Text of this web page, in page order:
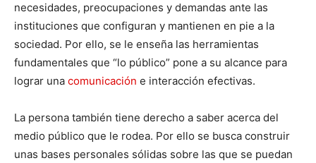
necesidades, preocupaciones y demandas ante las
instituciones que configuran y mantienen en pie a la
sociedad. Por ello, se le enseña las herramientas
fundamentales que “lo público” pone a su alcance para
lograr una comunicación e interacción efectivas.
La persona también tiene derecho a saber acerca del
medio público que le rodea. Por ello se busca construir
unas bases personales sólidas sobre las que se puedan